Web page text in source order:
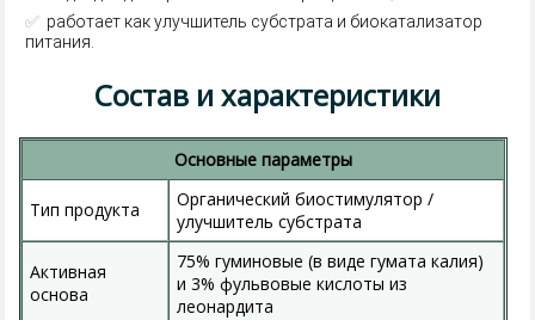
✅ работает как улучшитель субстрата и биокатализатор
питания.
Состав и характеристики
Основные параметры
Тип продукта
Органический биостимулятор /
улучшитель субстрата
Активная
основа
75% гуминовые (в виде гумата калия)
и 3% фульвовые кислоты из
леонардита